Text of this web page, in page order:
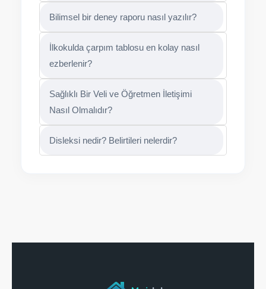
Bilimsel bir deney raporu nasıl yazılır?
İlkokulda çarpım tablosu en kolay nasıl
ezberlenir?
Sağlıklı Bir Veli ve Öğretmen İletişimi
Nasıl Olmalıdır?
Disleksi nedir? Belirtileri nelerdir?